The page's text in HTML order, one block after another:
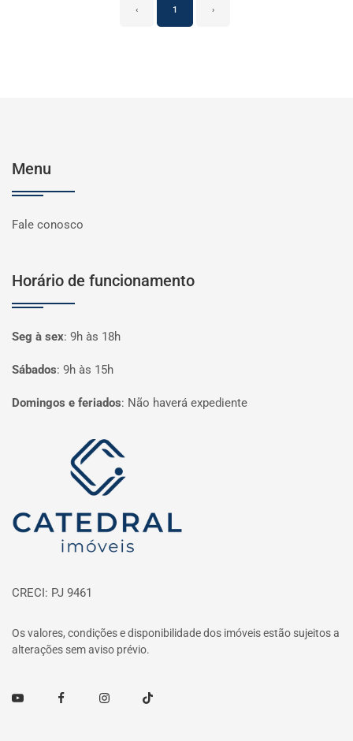
‹ 1 ›
Menu
Fale conosco
Horário de funcionamento
Seg à sex: 9h às 18h
Sábados: 9h às 15h
Domingos e feriados: Não haverá expediente
Página inicial
CRECI: PJ 9461
Os valores, condições e disponibilidade dos imóveis estão sujeitos a
alterações sem aviso prévio.
Youtube FacebookInstagramTikTok